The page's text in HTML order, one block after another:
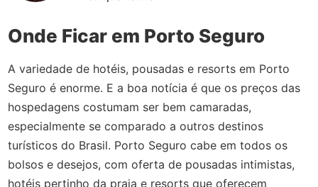
Onde Ficar em Porto Seguro
A variedade de hotéis, pousadas e resorts em Porto
Seguro é enorme. E a boa notícia é que os preços das
hospedagens costumam ser bem camaradas,
especialmente se comparado a outros destinos
turísticos do Brasil. Porto Seguro cabe em todos os
bolsos e desejos, com oferta de pousadas intimistas,
hotéis pertinho da praia e resorts que oferecem